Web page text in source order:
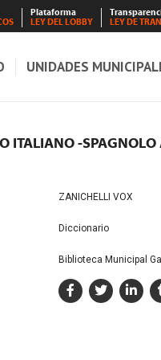
Plataforma
LEY DEL LOBBY
LEY DE
UNIDADES
ITALIANO -
ZANICHELLI VOX
Diccionario
Biblioteca Municipal